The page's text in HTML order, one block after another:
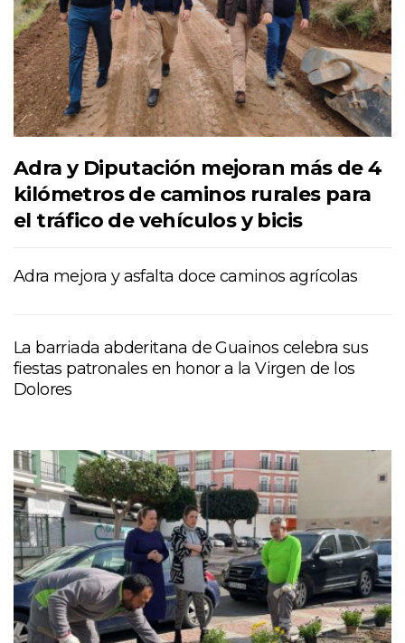
Adra y Diputación mejoran más de 4
kilómetros de caminos rurales para
el tráfico de vehículos y bicis
Adra mejora y asfalta doce caminos agrícolas
La barriada abderitana de Guainos celebra sus
fiestas patronales en honor a la Virgen de los
Dolores